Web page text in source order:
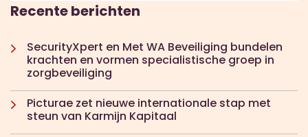
Recente berichten
SecurityXpert en Met WA Beveiliging bundelen
krachten en vormen specialistische groep in
zorgbeveiliging
Picturae zet nieuwe internationale stap met
steun van Karmijn Kapitaal